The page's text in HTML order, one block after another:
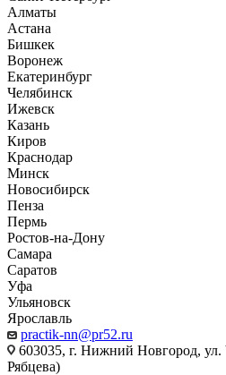
Алматы
Астана
Бишкек
Воронеж
Екатеринбург
Челябинск
Ижевск
Казань
Киров
Краснодар
Минск
Новосибирск
Пенза
Пермь
Ростов-на-Дону
Самара
Саратов
Уфа
Ульяновск
Ярославль
practik-nn@pr52.ru
603035, г. Нижний Новгород, ул.
Рябцева)